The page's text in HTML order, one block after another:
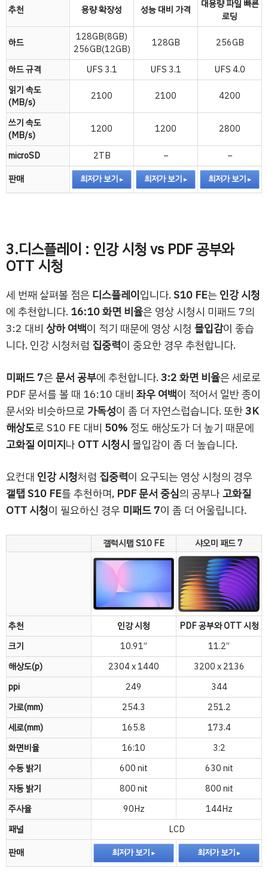
추천 용량 확장성 성능 대비 가격
대용량 파일 빠른
로딩
하드
128GB(8GB)
256GB(12GB)
128GB 256GB
하드 규격 UFS 3.1 UFS 3.1
UFS 4.0
읽기 속도
(MB/s)
2100 2100 4200
쓰기 속도
(MB/s)
1200 1200 2800
microSD 2TB –
–
판매
최저가 보기 최저가 보기 최저가 보기
3.디스플레이 : 인강 시청 vs PDF 공부와
OTT 시청
세 번째 살펴볼 점은 디스플레이입니다.S10 FE는 인강 시청
에 추천합니다. 16:10 화면 비율은 영상 시청시 미패드 7의
3:2 대비 상하 여백이 적기 때문에 영상 시청 몰입감이 좋습
니다. 인강 시청처럼 집중력이 중요한 경우 추천합니다.
미패드 7은문서 공부에 추천합니다.3:2 화면 비율은 세로로
PDF 문서를 볼 때 16:10 대비 좌우 여백이 적어서 일반 종이
문서와 비슷하므로 가독성이 좀 더 자연스럽습니다. 또한3K
해상도로 S10 FE 대비 50%정도 해상도가 더 높기 때문에
고화질 이미지나 OTT 시청시몰입감이 좀 더 높습니다.
요컨대 인강 시청처럼 집중력이 요구되는 영상 시청의 경우
갤탭 S10 FE를 추천하며, PDF 문서 중심의 공부나고화질
OTT 시청이 필요하신 경우 미패드 7이 좀 더 어울립니다.
갤럭시탭 S10 FE 샤오미 패드 7
추천 인강 시청
PDF 공부와 OTT 시청
크기
10.91”
11.2”
해상도(p)
2304 x 1440
3200 x 2136
ppi
249
344
가로(mm)
254.3
251.2
세로(mm)
165.8
173.4
화면비율
16:10
3:2
수동 밝기
600 nit
630 nit
자동 밝기
800 nit
800 nit
주사율
90Hz
144Hz
패널
LCD
판매
최저가 보기 최저가 보기